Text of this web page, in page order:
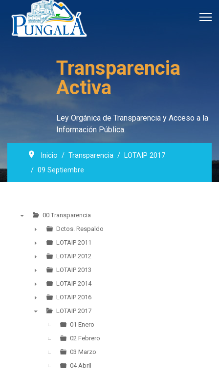
Transparencia
Activa
Ley Orgánica de Transparencia y Acceso a la
Información Pública.
Inicio Transparencia
LOTAIP 2017
09 Septiembre
00 Transparencia
►
Dctos. Respaldo
►
LOTAIP 2011
►
LOTAIP 2012
►
LOTAIP 2013
►
LOTAIP 2014
►
LOTAIP 2016
LOTAIP 2017
01 Enero
02 Febrero
03 Marzo
04 Abril